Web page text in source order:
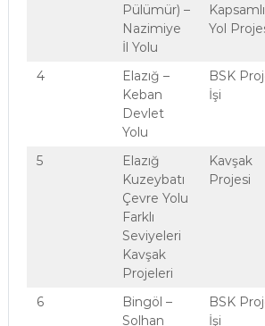
Pülümür) –
Nazimiye
İl Yolu
Kapsamlı
Yol
4
Elazığ –
Keban
Devlet
Yolu
BSK
İşi
5
Elazığ
Kuzeybatı
Çevre Yolu
Farklı
Seviyeleri
Kavşak
Projeleri
Kavşak
Projesi
6
Bingöl –
Solhan
BSK
İşi